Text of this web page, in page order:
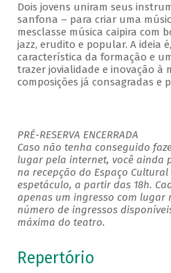
Dois jovens uniram seus
sanfona – para criar uma
mesclasse música caipira com
jazz, erudito e popular. A ideia
característica da formação e
trazer jovialidade e inovação à
composições já consagradas e
PRÉ-RESERVA ENCERRADA
Caso não tenha conseguido
lugar pela internet, você ainda
na recepção do Espaço Cultural
espetáculo, a partir das 18h.
apenas um ingresso com lugar
número de ingressos
máxima do teatro.
Repertório